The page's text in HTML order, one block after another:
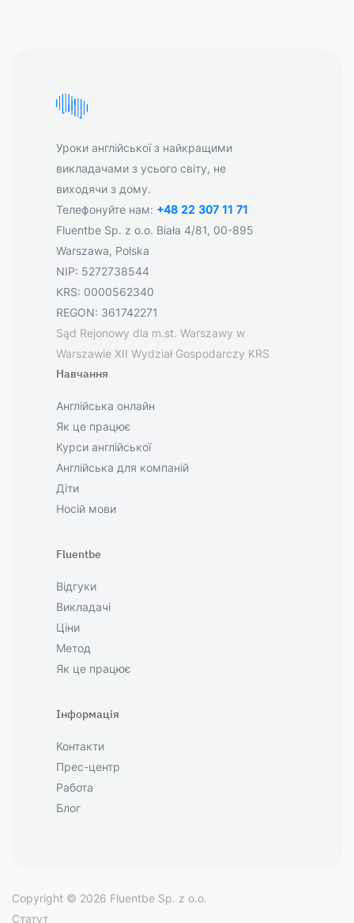
Уроки англійської з найкращими
викладачами з усього світу, не
виходячи з дому.
Телефонуйте нам: +48 22 307 11 71
Fluentbe Sp. z o.o. Biała 4/81, 00-895
Warszawa, Polska
NIP: 5272738544
KRS: 0000562340
REGON: 361742271
Sąd Rejonowy dla m.st. Warszawy w
Warszawie XII Wydział Gospodarczy KRS
Навчання
Англійська онлайн
Як це працює
Курси англійської
Англійська для компаній
Діти
Носій мови
Fluentbe
Відгуки
Викладачі
Ціни
Метод
Як це працює
Інформація
Контакти
Прес-центр
Работа
Блог
Copyright © 2026 Fluentbe Sp. z o.o.
Статут